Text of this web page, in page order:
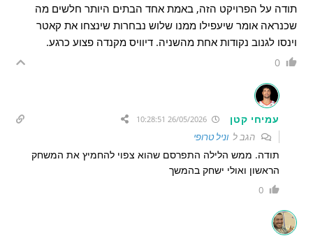
תודה על הפרויקט הזה, באמת אחד הבתים היותר חלשים מה
שכנראה אומר שיעפילו ממנו שלוש נבחרות שינצחו את קאטר
וינסו לגנוב נקודות אחת מהשניה. דיוויס מקנדה פצוע כרגע.
0
עמיחי קטן
הגב לוניל טרופי
תודה. ממש הלילה התפרסם שהוא צפוי להחמיץ את המשחק
הראשון ואולי ישחק בהמשך
0